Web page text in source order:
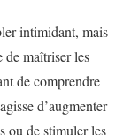
intimidant, mais
de maîtriser les
de comprendre
d’augmenter
ou de stimuler les